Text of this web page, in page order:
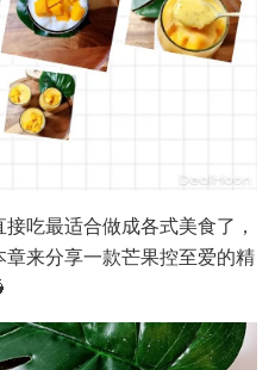
吃最适合做成各式美食了，
来分享一款芒果控至爱的精